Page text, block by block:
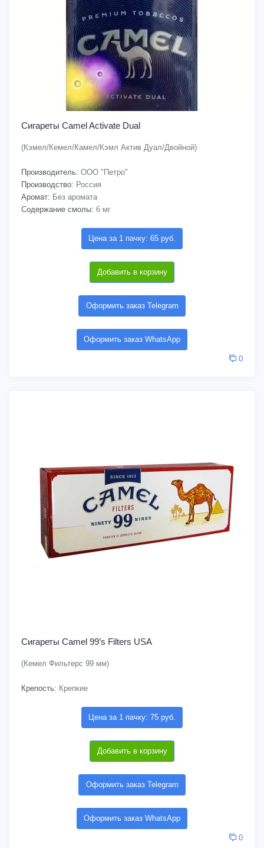
Сигареты Camel Activate Dual
(Кэмел/Кемел/Камел/Кэмл Актив Дуал/Двойной)
Производитель: ООО "Петро"
Производство: Россия
Аромат: Без аромата
Содержание смолы: 6 мг
Цена за 1 пачку: 65 руб.
Добавить в корзину
Оформить заказ Telegram
Оформить заказ WhatsApp
0
Сигареты Camel 99’s Filters USA
(Кемел Фильтерс 99 мм)
Крепость: Крепкие
Цена за 1 пачку: 75 руб.
Добавить в корзину
Оформить заказ Telegram
Оформить заказ WhatsApp
0